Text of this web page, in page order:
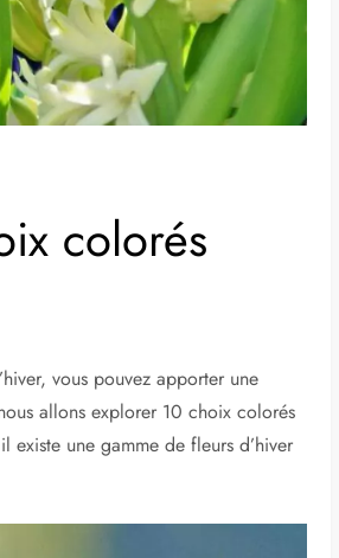
colorés
vous pouvez apporter une
allons explorer 10 choix colorés
une gamme de fleurs d’hiver